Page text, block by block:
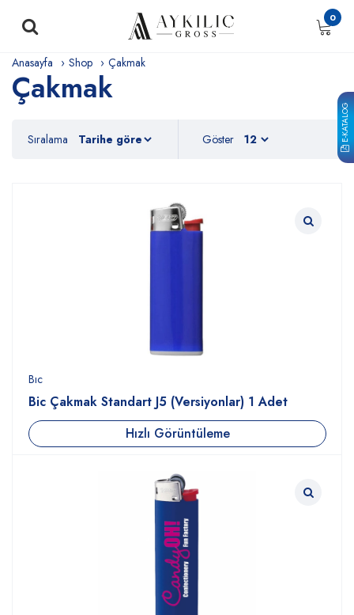
E-KATALOG
0
Anasayfa Shop Çakmak
Çakmak
Sıralama Göster
Bıc
Bic Çakmak Standart J5 (Versiyonlar) 1 Adet
Hızlı Görüntüleme